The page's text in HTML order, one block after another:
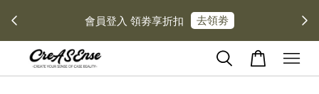
會員登入 領劵享折扣 去領劵